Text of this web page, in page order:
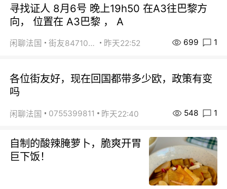
寻找证人 8月6号 晚上19h50 在A3往巴黎方
向， 位置在 A3巴黎 ， A
闲聊法国 街友84710671 昨天22:52 699 1
各位街友好，现在回国都带多少欧，政策有变
吗
闲聊法国 0755399811 昨天22:40 548 1
自制的酸辣腌萝卜，脆爽开胃
巨下饭！